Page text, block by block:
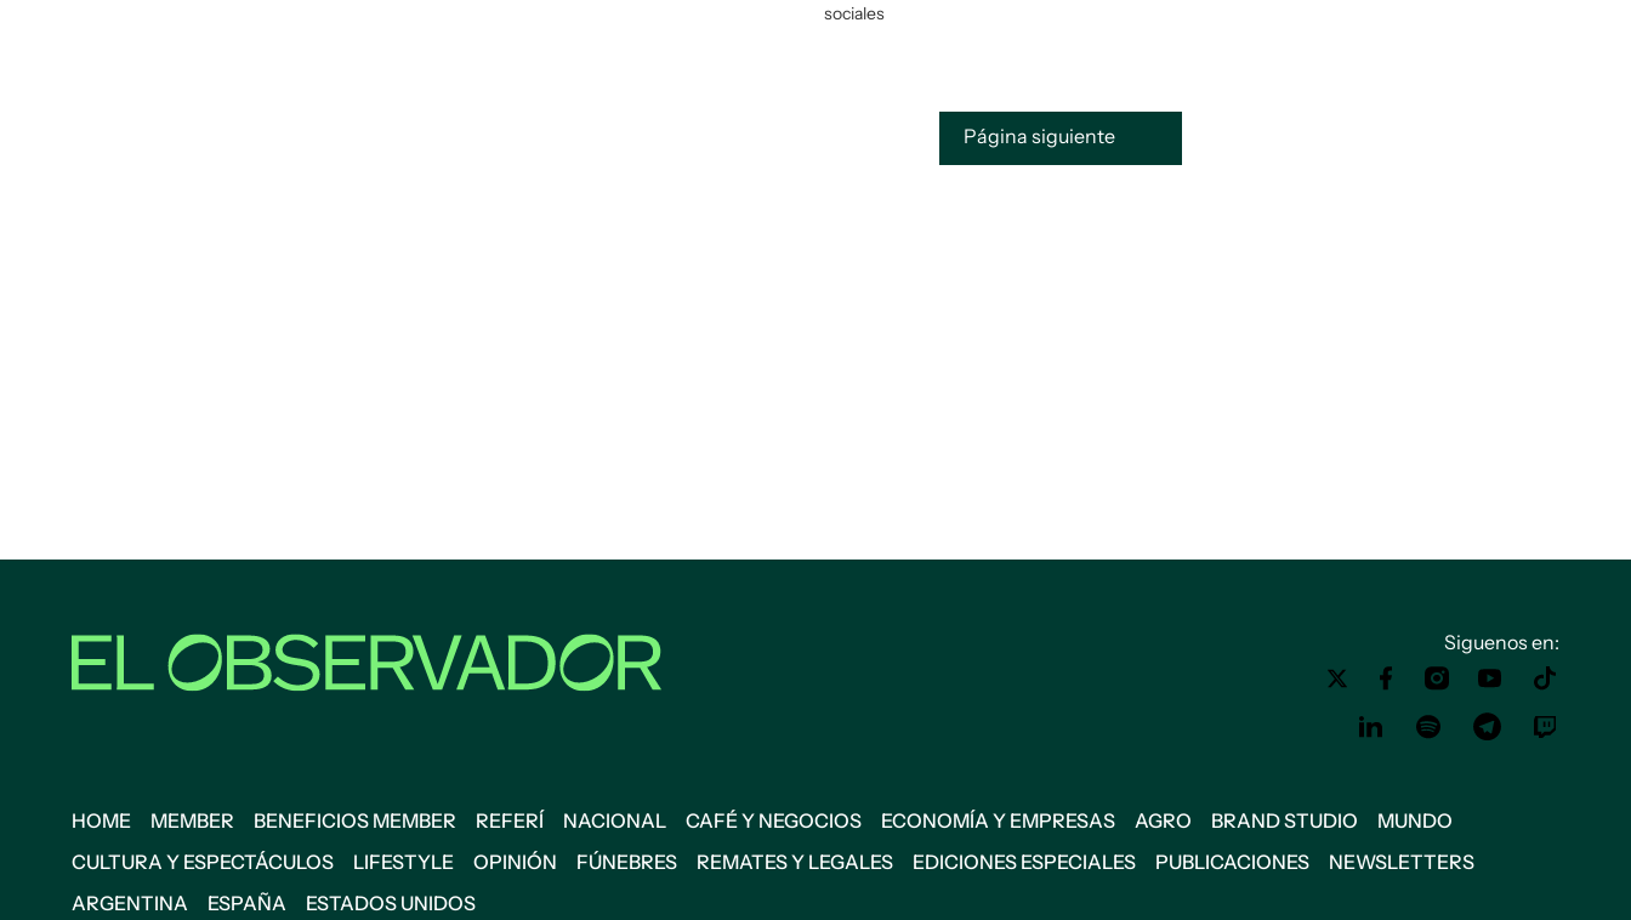
sociales
Página siguiente
Siguenos en:
HOME MEMBER BENEFICIOS MEMBER REFERÍ NACIONAL CAFÉ Y NEGOCIOS ECONOMÍA Y EMPRESAS AGRO BRAND STUDIO
MUNDO
CULTURA Y ESPECTÁCULOS
LIFESTYLE OPINIÓN FÚNEBRES REMATES Y LEGALES EDICIONES ESPECIALES PUBLICACIONES
NEWSLETTERS
ARGENTINA
ESPAÑA ESTADOS UNIDOS